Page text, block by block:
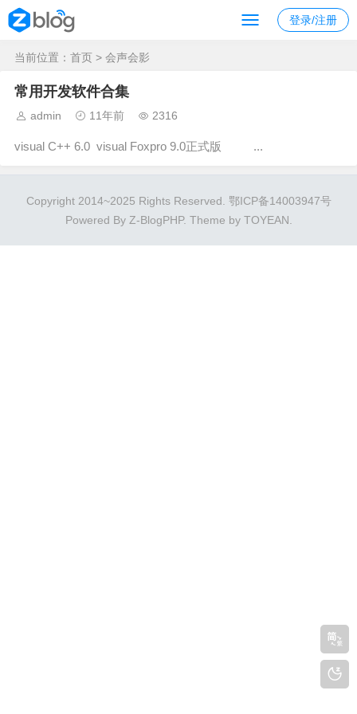
登录/注册
当前位置： 首页 > 会声会影
常用开发软件合集
admin 11年前 2316
visual C++ 6.0 visual Foxpro 9.0正式版 ...
Copyright 2014~2025 Rights Reserved. 鄂ICP备14003947号
Powered By Z-BlogPHP. Theme by TOYEAN